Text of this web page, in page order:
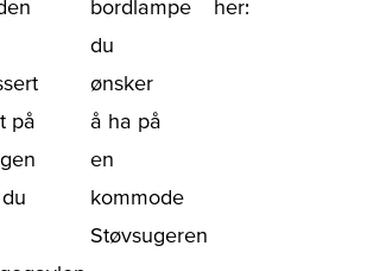
på
bordlampe
du
ønsker
å ha på
en
kommode
Støvsugeren
her: